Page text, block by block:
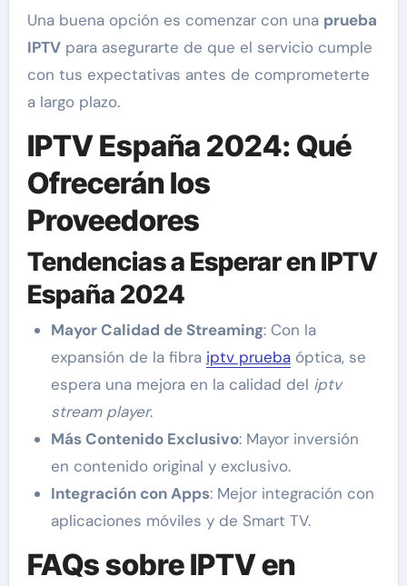
Una buena opción es comenzar con una prueba
IPTVpara asegurarte de que el servicio cumple
con tus expectativas antes de comprometerte
a largo plazo.
IPTV España 2024: Qué
Ofrecerán los
Proveedores
Tendencias a Esperar en IPTV
España 2024
Mayor Calidad de Streaming: Con la
expansión de la fibra iptv pruebaóptica, se
espera una mejora en la calidad del iptv
stream player.
Más Contenido Exclusivo: Mayor inversión
en contenido original y exclusivo.
Integración con Apps: Mejor integración con
aplicaciones móviles y de Smart TV.
FAQs sobre IPTV en